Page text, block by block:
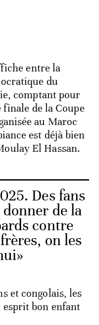
entre la
du
comptant pour
de la Coupe
au Maroc
est déjà bien
El Hassan.
Des fans
de la
contre
on les
et congolais, les
esprit bon enfant